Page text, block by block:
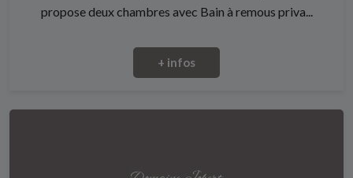
propose deux chambres avec Bain à remous priva...
+ infos